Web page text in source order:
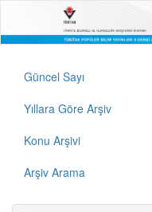
Güncel Sayı
Yıllara Göre Arşiv
Konu Arşivi
Arşiv Arama